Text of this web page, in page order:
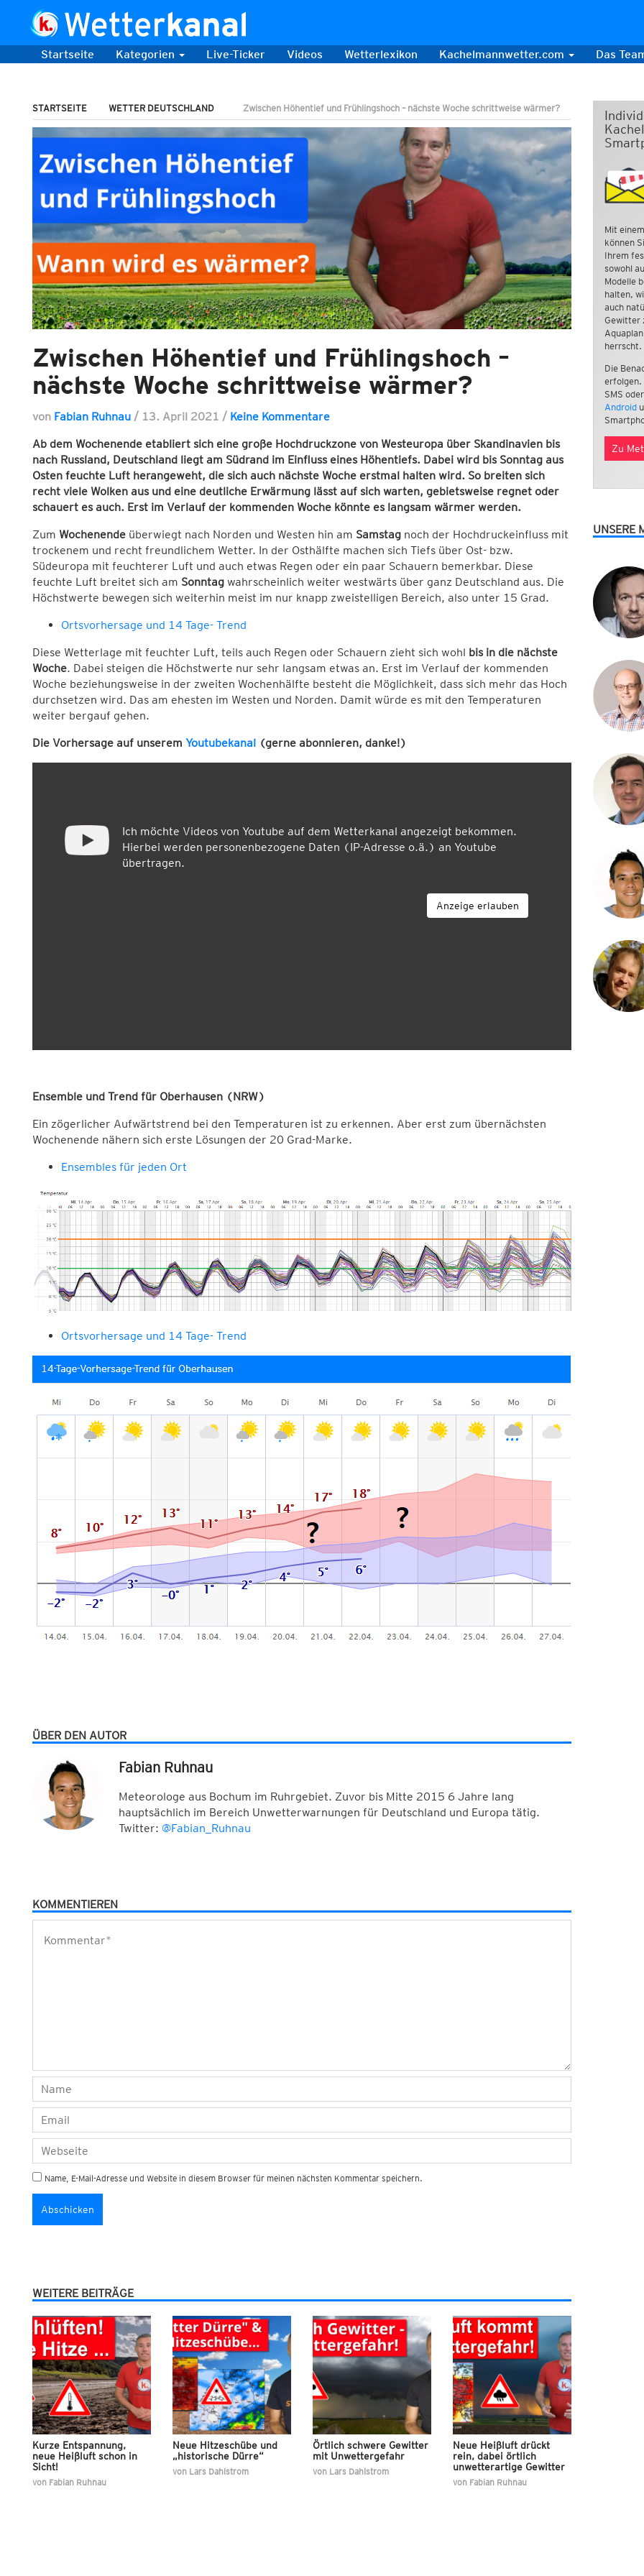
Startseite Kategorien Live-Ticker Videos Wetterlexikon Kachelmannwetter.com Das
STARTSEITE WETTER DEUTSCHLAND Zwischen Höhentief und Frühlingshoch – nächste Woche schrittweise wärmer?
Zwischen Höhentief und Frühlingshoch –
nächste Woche schrittweise wärmer?
von Fabian Ruhnau / 13. April 2021 / Keine Kommentare
Ab dem Wochenende etabliert sich eine große Hochdruckzone von Westeuropa über Skandinavien bis
nach Russland, Deutschland liegt am Südrand im Einfluss eines Höhentiefs. Dabei wird bis Sonntag aus
Osten feuchte Luft herangeweht, die sich auch nächste Woche erstmal halten wird. So breiten sich
recht viele Wolken aus und eine deutliche Erwärmung lässt auf sich warten, gebietsweise regnet oder
schauert es auch. Erst im Verlauf der kommenden Woche könnte es langsam wärmer werden.
Zum Wochenendeüberwiegt nach Norden und Westen hin am Samstagnoch der Hochdruckeinfluss mit
trockenem und recht freundlichem Wetter. In der Osthälfte machen sich Tiefs über Ost- bzw.
Südeuropa mit feuchterer Luft und auch etwas Regen oder ein paar Schauern bemerkbar. Diese
feuchte Luft breitet sich am Sonntagwahrscheinlich weiter westwärts über ganz Deutschland aus. Die
Höchstwerte bewegen sich weiterhin meist im nur knapp zweistelligen Bereich, also unter 15 Grad.
Ortsvorhersage und 14 Tage- Trend
Diese Wetterlage mit feuchter Luft, teils auch Regen oder Schauern zieht sich wohl bis in die nächste
Woche. Dabei steigen die Höchstwerte nur sehr langsam etwas an. Erst im Verlauf der kommenden
Woche beziehungsweise in der zweiten Wochenhälfte besteht die Möglichkeit, dass sich mehr das Hoch
durchsetzen wird. Das am ehesten im Westen und Norden. Damit würde es mit den Temperaturen
weiter bergauf gehen.
Die Vorhersage auf unserem Youtubekanal (gerne abonnieren, danke!)
Ich möchte Videos von Youtube auf dem Wetterkanal angezeigt bekommen.
Hierbei werden personenbezogene Daten (IP-Adresse o.ä.) an Youtube
übertragen.
Anzeige erlauben
Ensemble und Trend für Oberhausen (NRW)
Ein zögerlicher Aufwärtstrend bei den Temperaturen ist zu erkennen. Aber erst zum übernächsten
Wochenende nähern sich erste Lösungen der 20 Grad-Marke.
Ensembles für jeden Ort
Ortsvorhersage und 14 Tage- Trend
ÜBER DEN AUTOR
Fabian Ruhnau
Meteorologe aus Bochum im Ruhrgebiet. Zuvor bis Mitte 2015 6 Jahre lang
hauptsächlich im Bereich Unwetterwarnungen für Deutschland und Europa tätig.
Twitter: @Fabian_Ruhnau
KOMMENTIEREN
Name, E-Mail-Adresse und Website in diesem Browser für meinen nächsten Kommentar speichern.
WEITERE BEITRÄGE
Kurze Entspannung,
neue Heißluft schon in
Sicht!
von Fabian Ruhnau
Neue Hitzeschübe und
„historische Dürre“
von Lars Dahlstrom
Örtlich schwere Gewitter
mit Unwettergefahr
von Lars Dahlstrom
Neue Heißluft drückt
rein, dabei örtlich
unwetterartige Gewitter
von Fabian Ruhnau
Mit
können
Ihrem
sowohl
Modelle
halten,
auch
Gewitter
herrscht.
Die
erfolgen.
SMS
Android
Zu
UNSERE